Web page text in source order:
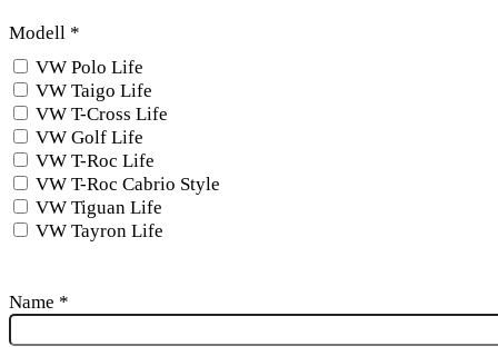
Modell *
VW Polo Life
VW Taigo Life
VW T-Cross Life
VW Golf Life
VW T-Roc Life
VW T-Roc Cabrio Style
VW Tiguan Life
VW Tayron Life
Name *